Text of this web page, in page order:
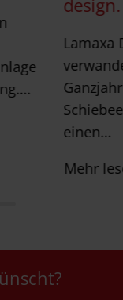
design.
Lamaxa
einen…
Mehr